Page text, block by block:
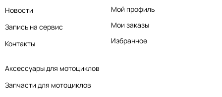
Аксессуары для мотоциклов
Запчасти для мотоциклов
Новости
Запись на сервис
Контакты
Мой профиль
Мои заказы
Избранное